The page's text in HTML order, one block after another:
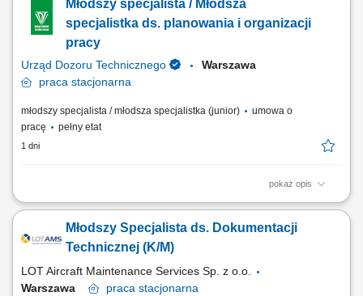
polegających na zapobieganiu powstawania i rozprzestrzeniania się
pożaru; Kontrola przestrzegania przeciwpożarowych wymagań
techniczno-budowlanych,...
Młodszy specjalista / Młodsza
specjalistka ds. planowania i organizacji
pracy
Urząd Dozoru Technicznego
Warszawa
praca stacjonarna
młodszy specjalista / młodsza specjalistka (junior)
umowa o
pracę
pełny etat
1 dni
pokaż opis
Do Twoich zadań należeć będzie: Terminowe prowadzenie spraw
zajęć Kierownictwa Departamentu. Organizacja zagranicznych podróży
służbowych Kierownictwa Departamentu. Obsługa interesantów,
Młodszy Specjalista ds. Dokumentacji
Technicznej (K/M)
LOT Aircraft Maintenance Services Sp. z o.o.
Warszawa
praca stacjonarna